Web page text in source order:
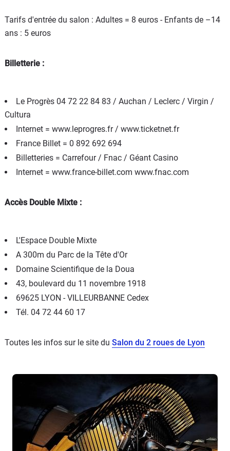
Tarifs d'entrée du salon : Adultes = 8 euros - Enfants de –14
ans : 5 euros
Billetterie :
Le Progrès 04 72 22 84 83 / Auchan / Leclerc / Virgin /
Cultura
Internet = www.leprogres.fr / www.ticketnet.fr
France Billet = 0 892 692 694
Billetteries = Carrefour / Fnac / Géant Casino
Internet = www.france-billet.com www.fnac.com
Accès Double Mixte :
L'Espace Double Mixte
A 300m du Parc de la Tête d'Or
Domaine Scientifique de la Doua
43, boulevard du 11 novembre 1918
69625 LYON - VILLEURBANNE Cedex
Tél. 04 72 44 60 17
Toutes les infos sur le site du Salon du 2 roues de Lyon